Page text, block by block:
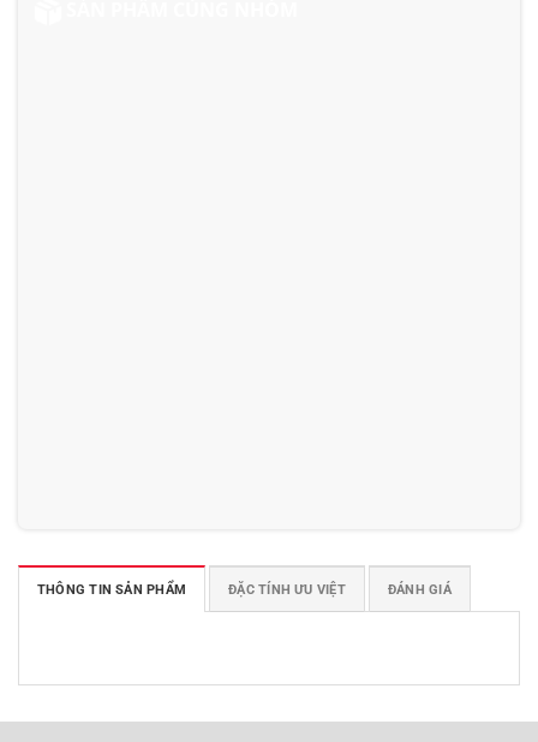
THÔNG TIN SẢN PHẨM ĐẶC TÍNH ƯU VIỆT ĐÁNH GIÁ